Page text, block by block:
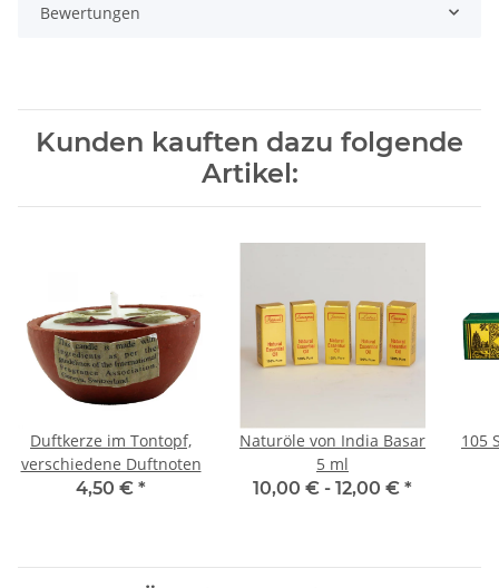
Bewertungen
Kunden kauften dazu folgende
Artikel:
Duftkerze im Tontopf,
verschiedene Duftnoten
4,50 € *
Naturöle von India Basar
5 ml
10,00 € - 12,00 € *
105